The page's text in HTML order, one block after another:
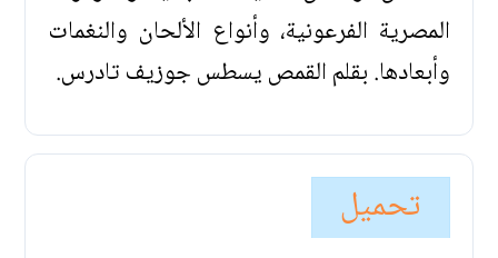
المصرية الفرعونية، وأنواع الألحان والنغمات
وأبعادها. بقلم القمص يسطس جوزيف تادرس.
تحميل